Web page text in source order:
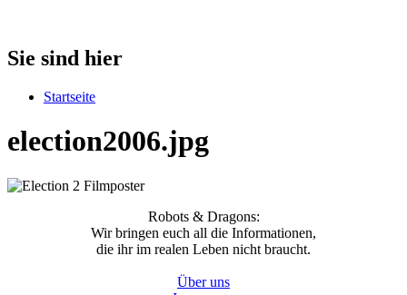
Sie sind hier
Startseite
election2006.jpg
Robots & Dragons:
Wir bringen euch all die Informationen,
die ihr im realen Leben nicht braucht.
Über uns